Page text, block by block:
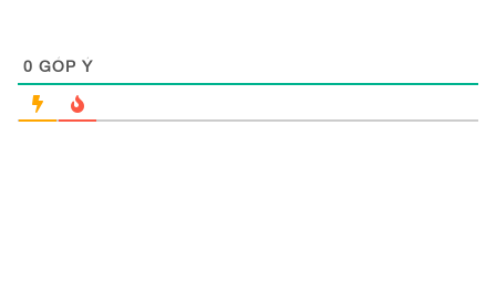
0 GÓP Ý